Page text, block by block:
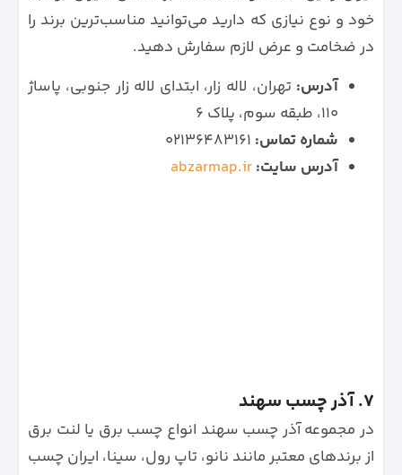
خود و نوع نیازی که دارید می‌توانید مناسب‌ترین برند را
در ضخامت و عرض لازم سفارش دهید.
آدرس: تهران، لاله زار، ابتدای لاله زار جنوبی، پاساژ
۱۱۰، طبقه سوم، پلاک ۶
شماره تماس:
آدرس سایت:abzarmap.ir
7. آذر چسب سهند
در مجموعه آذر چسب سهند انواع چسب برق یا لنت برق
از برندهای معتبر مانند نانو، تاپ رول، سینا، ایران چسب